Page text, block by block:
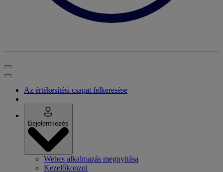
Az értékesítési csapat felkeresése
Bejelentkezés
Webes alkalmazás megnyitása
Kezelőkonzol